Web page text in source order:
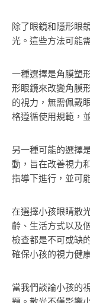
除了眼鏡和隱形眼
光。這些方法可能
一種選擇是角膜塑
形眼鏡來改變角膜
的視力，無需佩戴
格遵循使用規範，
另一種可能的選擇
動，旨在改善視力
指導下進行，並可
在選擇小孩眼睛散
齡、生活方式以及
檢查都是不可或缺
確保小孩的視力健
當我們談論小孩的